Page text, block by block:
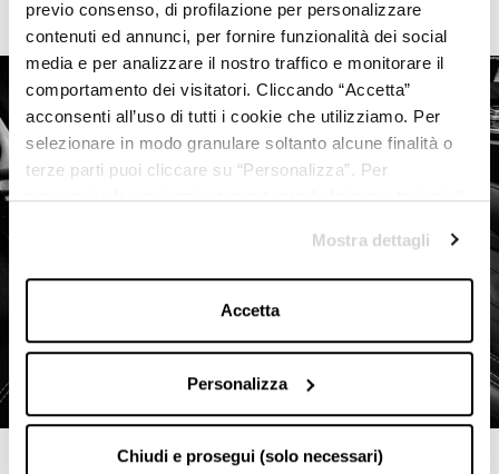
previo consenso, di profilazione per personalizzare
contenuti ed annunci, per fornire funzionalità dei social
media e per analizzare il nostro traffico e monitorare il
comportamento dei visitatori. Cliccando “Accetta”
acconsenti all’uso di tutti i cookie che utilizziamo. Per
selezionare in modo granulare soltanto alcune finalità o
terze parti puoi cliccare su “Personalizza”. Per
proseguire la navigazione mantenendo le impostazioni di
prosegui (solo necessari)”.Per saperne di più consulta la
nostraCookie Policy
Mostra dettagli
Accetta
Personalizza
Chiudi e prosegui (solo necessari)